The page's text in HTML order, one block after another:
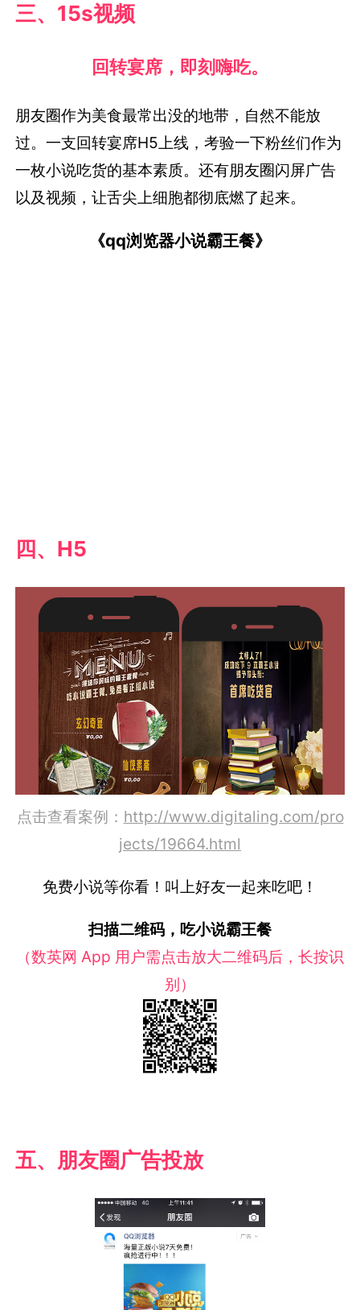
三、15s视频
回转宴席，即刻嗨吃。
朋友圈作为美食最常出没的地带，自然不能放
过。一支回转宴席H5上线，考验一下粉丝们作为
一枚小说吃货的基本素质。还有朋友圈闪屏广告
以及视频，让舌尖上细胞都彻底燃了起来。
《qq浏览器小说霸王餐》
四、H5
点击查看案例： http://www.digitaling.com/pro
jects/19664.html
免费小说等你看！叫上好友一起来吃吧！
扫描二维码，吃小说霸王餐
（数英网 App 用户需点击放大二维码后，长按识
别）
五、朋友圈广告投放